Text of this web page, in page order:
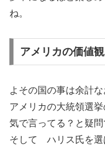
ね。
アメリカの価値観
よその国の事は余計な
アメリカの大統領選
気で言ってる？と疑問
そして ハリス氏を選